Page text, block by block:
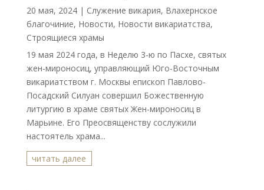
20 мая, 2024| Cлужение викария, Влахернское
благочиние, Новости, Новости викариатства,
Строящиеся храмы
19 мая 2024 года, в Неделю 3-ю по Пасхе, святых
жен-мироносиц, управляющий Юго-Восточным
викариатством г. Москвы епископ Павлово-
Посадский Силуан совершил Божественную
литургию в храме святых Жен-мироносиц в
Марьине. Его Преосвященству сослужили
настоятель храма...
читать далее